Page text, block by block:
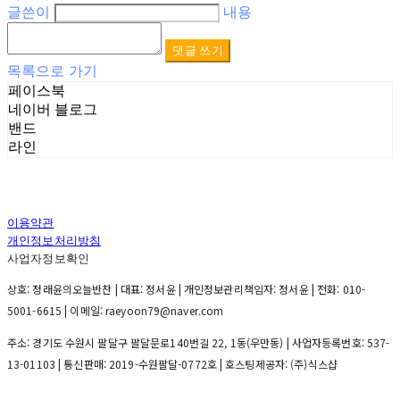
글쓴이
내용
댓글 쓰기
목록으로 가기
페이스북
네이버 블로그
밴드
라인
이용약관
개인정보처리방침
사업자정보확인
상호: 정래윤의오늘반찬 | 대표: 정서윤 | 개인정보관리책임자: 정서윤 | 전화: 010-
5001-6615 | 이메일: raeyoon79@naver.com
주소: 경기도 수원시 팔달구 팔달문로140번길 22, 1동(우만동) | 사업자등록번호:537-
13-01103 | 통신판매: 2019-수원팔달-0772호| 호스팅제공자: (주)식스샵